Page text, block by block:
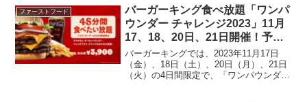
たに「のり塩じゃがバターベーコンてり
たま」が登場します。さ...
ファーストフード
バーガーキング食べ放題「ワンパ
ウンダー チャレンジ2023」11月
17、18、20日、21日開催！予約
券販売中！
バーガーキングでは、2023年11月17日
（金）、18日（土）、20日（月）、21日
（火）の4日間限定で、「ワンパウンダー